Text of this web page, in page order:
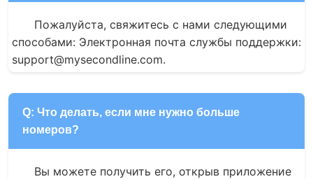
Пожалуйста, свяжитесь с нами следующими
способами: Электронная почта службы поддержки:
support@mysecondline.com.
Q: Что делать, если мне нужно больше
номеров?
Вы можете получить его, открыв приложение